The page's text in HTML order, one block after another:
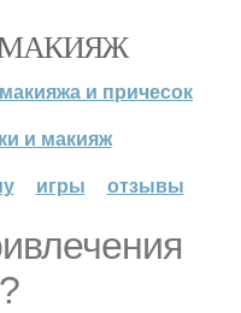
МАКИЯЖ
и причесок
и макияж
игры отзывы